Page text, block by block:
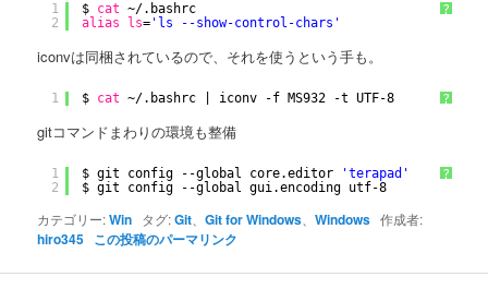
?
1
2
$ cat ~/.bashrc
alias
ls= 'ls --show-control-chars'
iconvは同梱されているので、それを使うという手も。
?
1 $ cat ~/.bashrc | iconv -f MS932 -t UTF-8
gitコマンドまわりの環境も整備
?
1
2
$ git config --global core.editor
'terapad'
$ git config --global gui.encoding utf-8
カテゴリー:Win タグ:Git、Git for Windows、Windows 作成者:
hiro345 この投稿のパーマリンク